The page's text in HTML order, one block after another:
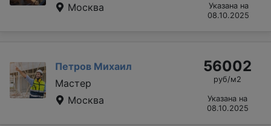
Москва
Указана на
08.10.2025
Петров Михаил
Мастер
Москва
56002
руб/м2
Указана на
08.10.2025